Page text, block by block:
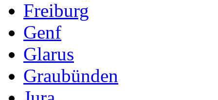
Freiburg
Genf
Glarus
Graubünden